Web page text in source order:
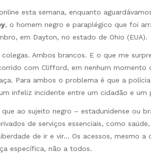
esta semana, enquanto
, o homem negro e paraplégico que foi
em Dayton, no estado de Ohio (EUA).
Ambos brancos. E o que me
com Clifford, em nenhum momento
Para ambos o problema é que a
infeliz incidente entre um cidadão e um
ao sujeito negro – estadunidense ou
de serviços essenciais, como
de ir e vir… Os acessos, mesmo
específica, não a todos.